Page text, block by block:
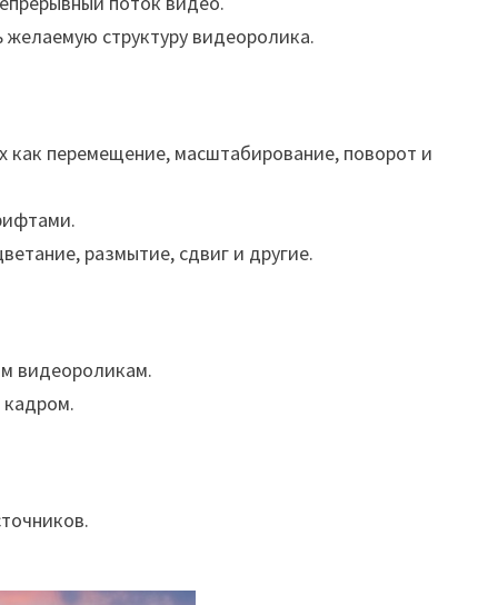
структуру видеоролика.
перемещение, масштабирование, поворот и
размытие, сдвиг и другие.
видеороликам.
кадром.